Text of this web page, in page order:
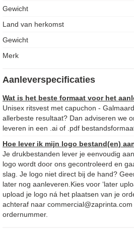
Gewicht
Land van herkomst
Gewicht
Merk
Aanleverspecificaties
Wat is het beste formaat voor het
Unisex ritsvest met capuchon -
allerbeste resultaat? Dan adviseren we
leveren in een .ai of .pdf
Hoe lever ik mijn logo bestand(en)
Je drukbestanden lever je eenvoudig
logo wordt door ons gecontroleerd en
slag. Je logo niet direct bij de hand?
later nog aanleveren.Kies voor ‘later
upload je logo ná het plaatsen van je
achteraf naar
ordernummer.